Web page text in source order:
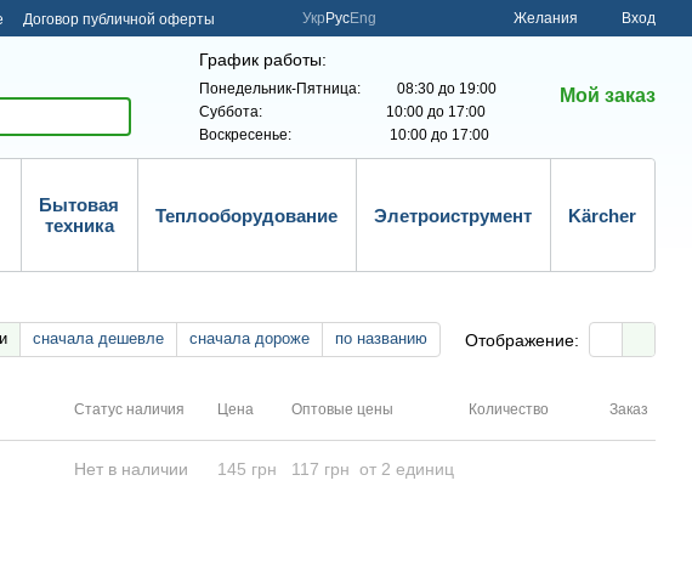
Договор публичной оферты Укр РусEng Желания Вход
График работы:
Понедельник-Пятница: 08:30 до 19:00
Суббота: 10:00 до 17:00
Воскресенье: 10:00 до 17:00
Мой заказ
Бытовая
техника
Теплооборудование Элетроиструмент Kärcher
сначала дешевле сначала дороже по названию Отображение:
Статус наличия Цена Оптовые цены Количество Заказ
Нет в наличии 145 грн 117 грн от 2 единиц